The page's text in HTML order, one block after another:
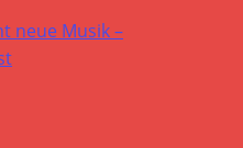
neue Musik –